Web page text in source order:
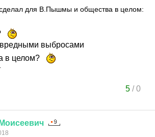
для В.Пышмы и общества в целом:
выбросами
в целом?
5/0
Моисеевич